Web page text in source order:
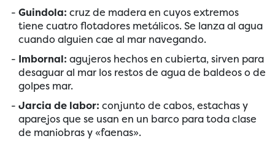
Guindola: cruz de madera en cuyos extremos
tiene cuatro flotadores metálicos. Se lanza al agua
cuando alguien cae al mar navegando.
Imbornal: agujeros hechos en cubierta, sirven para
desaguar al mar los restos de agua de baldeos o de
golpes mar.
Jarcia de labor: conjunto de cabos, estachas y
aparejos que se usan en un barco para toda clase
de maniobras y «faenas».